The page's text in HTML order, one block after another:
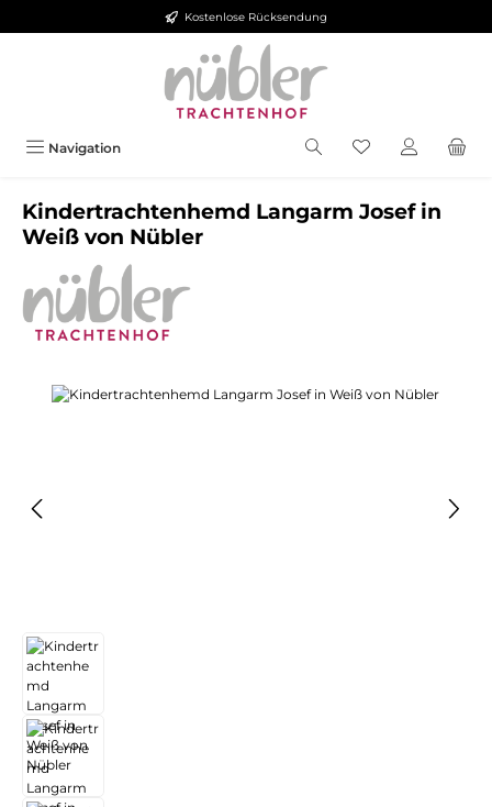
Zum Hauptinhalt springen Kostenlose Rücksendung
Navigation
Kindertrachtenhemd Langarm Josef in
Weiß von Nübler
Bildergalerie überspringen